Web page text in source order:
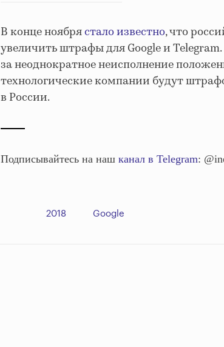
В конце ноябрястало известно, что
увеличить штрафы для Google и
за неоднократное неисполнение
технологические компании будут
в России.
Подписывайтесь на наш канал в Telegram:
2018 Google